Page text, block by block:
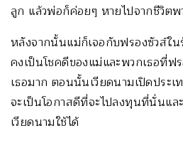
ลูก แล้วพ่อก็ค่อยๆ หายไปจากชีวิตพ
หลังจากนั้นแม่ก็เจอกับฟรองซัวส์ใ
คงเป็นโชคดีของแม่และพวกเธอที่ฟ
เธอมาก ตอนนั้นเวียดนามเปิดประ
จะเป็นโอกาสดีที่จะไปลงทุนที่นั่นแล
เวียดนามใช้ได้